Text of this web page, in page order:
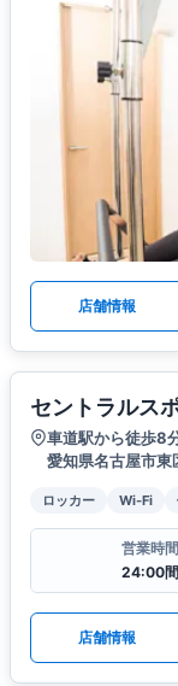
店舗情報
セントラルス
車道駅から徒歩8
愛知県名古屋市東
ロッカー Wi-Fi
営業時間
24:00間
店舗情報